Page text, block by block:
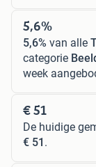
5,6%
5,6% van alle
categorie
week
€ 51
De huidige
€ 51 .